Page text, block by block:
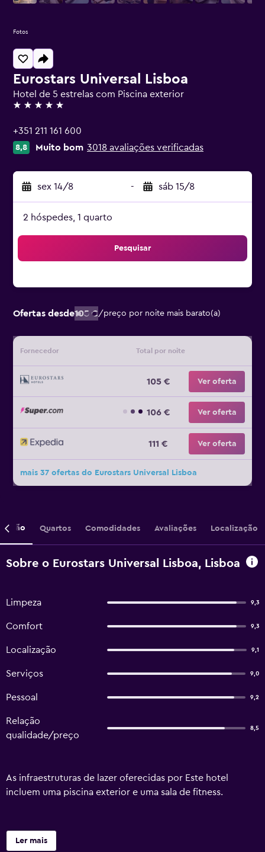
Eurostars Universal Lisboa
Hotel de 5 estrelas com Piscina exterior
5 estrelas
+351 211 161 600
8,8 Muito bom 3018 avaliações verificadas
sex 14/8 - sáb 15/8
2 hóspedes, 1 quarto
Pesquisar
Ofertas desde105 €/preço por noite mais barato(a)
Fornecedor Total por noite
105 € Ver oferta
106 € Ver oferta
111 € Ver oferta
mais 37 ofertas do Eurostars Universal Lisboa
Fotos
Quartos Comodidades Avaliações Localização
Sobre o Eurostars Universal Lisboa, Lisboa
Limpeza 9,3
Comfort 9,3
Localização 9,1
Serviços 9,0
Pessoal 9,2
Relação
qualidade/preço
8,5
As infraestruturas de lazer oferecidas por Este hotel
incluem uma piscina exterior e uma sala de fitness.
Ler mais